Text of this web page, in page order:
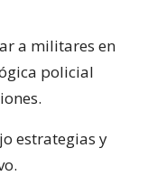
a militares en
policial
estrategias y